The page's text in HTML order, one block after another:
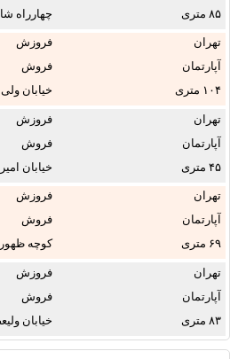
۸۵
چهارراه
تهران
فروزش
آپارتمان
فروش
۱۰۴
خیابان
تهران
فروزش
آپارتمان
فروش
۴۵
خیابان
تهران
فروزش
آپارتمان
فروش
۶۹
کوچه
تهران
فروزش
آپارتمان
فروش
۸۳
خیابان
...